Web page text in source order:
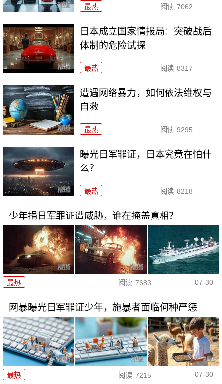
最热 阅读 7062
日本成立国家情报局：突破战后
体制的危险试探
最热 阅读 8317
遭遇网络暴力，如何依法维权与
自救
最热 阅读 9295
曝光日军罪证，日本究竟在怕什
么？
最热 阅读 8218
少年捐日军罪证遭威胁，谁在掩盖真相？
最热 阅读 7683 07-30
网暴曝光日军罪证少年，施暴者面临何种严惩
最热 阅读 7215 07-30